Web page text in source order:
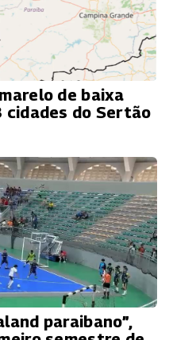
de baixa
cidades do Sertão
paraibano”,